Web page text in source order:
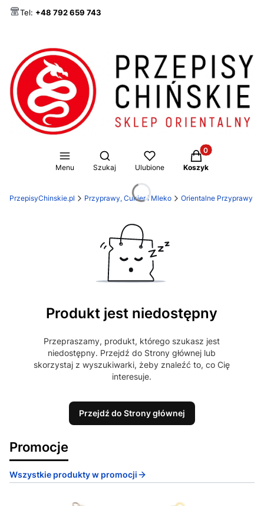
Tel: +48 792 659 743
Menu
Otwórz wyszukiwarkę
Szukaj Ulubione
Produkty w
Koszyk
PrzepisyChinskie.pl Przyprawy, Cukier i Mleko Orientalne Przyprawy
Produkt jest niedostępny
Przepraszamy, produkt, którego szukasz jest
niedostępny. Przejdź do Strony głównej lub
skorzystaj z wyszukiwarki, żeby znaleźć to, co Cię
interesuje.
Przejdź do Strony głównej
Promocje
Wszystkie produkty w promocji